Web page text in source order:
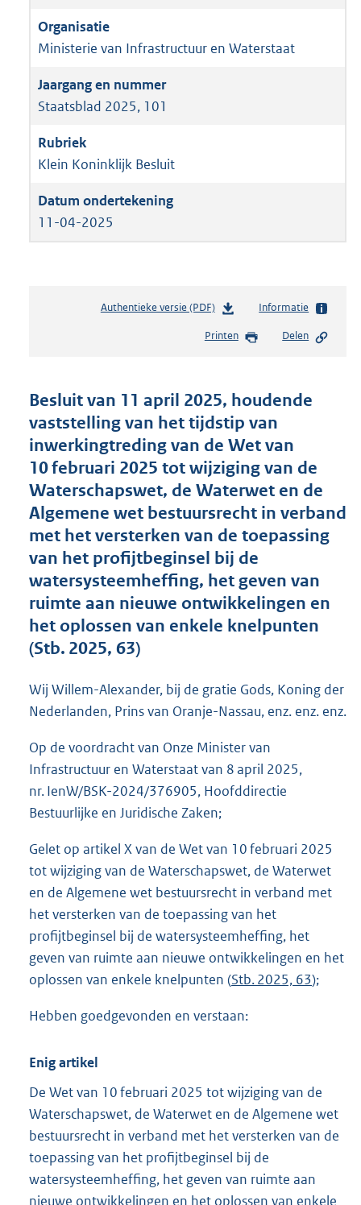
Ministerie van Infrastructuur en Waterstaat
Staatsblad 2025, 101
Klein Koninklijk Besluit
11-04-2025
Authentieke versie (PDF)b
s
n
d
s
g
o
o
t
e
:
4
K
b
Informatie
Printen Delen
Besluit van 11 april 2025, houdende
vaststelling van het tijdstip van
inwerkingtreding van de Wet van
10 februari 2025 tot wijziging van de
Waterschapswet, de Waterwet en de
Algemene wet bestuursrecht in verband
met het versterken van de toepassing
van het profijtbeginsel bij de
watersysteemheffing, het geven van
ruimte aan nieuwe ontwikkelingen en
het oplossen van enkele knelpunten
(Stb. 2025, 63)
Wij Willem-Alexander, bij de gratie Gods, Koning der
Nederlanden, Prins van Oranje-Nassau, enz. enz. enz.
Op de voordracht van Onze Minister van
Infrastructuur en Waterstaat van 8 april 2025,
nr. IenW/BSK-2024/376905, Hoofddirectie
Bestuurlijke en Juridische Zaken;
Gelet op artikel X van de Wet van 10 februari 2025
tot wijziging van de Waterschapswet, de Waterwet
en de Algemene wet bestuursrecht in verband met
het versterken van de toepassing van het
profijtbeginsel bij de watersysteemheffing, het
geven van ruimte aan nieuwe ontwikkelingen en het
oplossen van enkele knelpunten (Stb. 2025, 63);
Hebben goedgevonden en verstaan:
Enig artikel
De Wet van 10 februari 2025 tot wijziging van de
Waterschapswet, de Waterwet en de Algemene wet
bestuursrecht in verband met het versterken van de
toepassing van het profijtbeginsel bij de
watersysteemheffing, het geven van ruimte aan
nieuwe ontwikkelingen en het oplossen van enkele